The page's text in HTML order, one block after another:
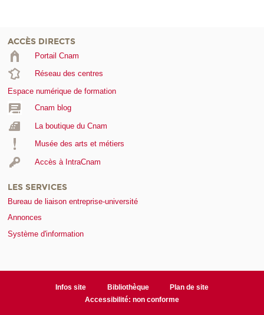
ACCÈS DIRECTS
Portail Cnam
Réseau des centres
Espace numérique de formation
Cnam blog
La boutique du Cnam
Musée des arts et métiers
Accès à IntraCnam
LES SERVICES
Bureau de liaison entreprise-université
Annonces
Système d'information
Infos site Bibliothèque
Plan de site
Accessibilité: non conforme